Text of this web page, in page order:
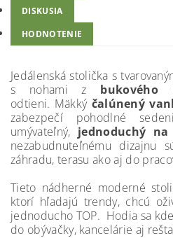
DISKUSIA
HODNOTENIE
Jedálenská stolička s
s nohami z bukového
odtieni. Mäkký čalúnený
zabezpečí pohodlné
umývateľný, jednoduchý
nezabudnuteľnému dizajnu
záhradu, terasu ako aj do
Tieto nádherné moderné
ktorí hľadajú trendy, chcú
jednoducho TOP. Hodia sa
do obývačky, kancelárie aj